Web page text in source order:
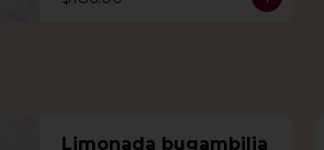
Limonada bugambilia